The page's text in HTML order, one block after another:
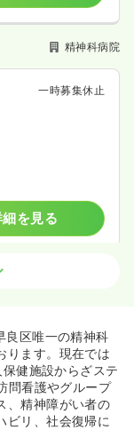
精神科病院
一時募集休止
細を見る
可
ブランク可
良区唯一の精神科
ります。現在では
健施設からざステ
問看護やグループ
、精神障がい者の
ビリ、社会復帰に